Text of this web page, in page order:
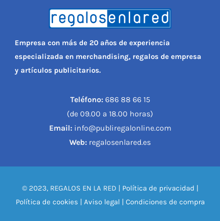
Empresa con más de 20 años de experiencia
especializada en merchandising, regalos de empresa
y artículos publicitarios.
Teléfono:686 88 66 15
(de 09.00 a 18.00 horas)
Email:info@publiregalonline.com
Web: regalosenlared.es
© 2023, REGALOS EN LA RED | Política de privacidad |
Política de cookies | Aviso legal | Condiciones de compra